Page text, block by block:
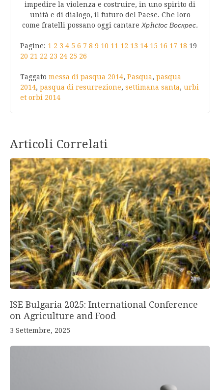
impedire la violenza e costruire, in uno spirito di
unità e di dialogo, il futuro del Paese. Che loro
come fratelli possano oggi cantare Хрhctос Воскрес.
Pagine: 1 2 3 4 5 6 7 8 9 10 11 12 13 14 15 16 17 18 19
20 21 22 23 24 25 26
Taggato messa di pasqua 2014, Pasqua, pasqua
2014, pasqua di resurrezione, settimana santa, urbi
et orbi 2014
Articoli Correlati
ISE Bulgaria 2025: International Conference
on Agriculture and Food
3 Settembre, 2025